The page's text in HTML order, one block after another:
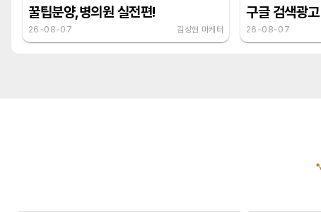
꿀팁분양,병의원 실전편!
26-08-07 김상현 마케터
구글 검색광
플래너 활용 가
26-08-07